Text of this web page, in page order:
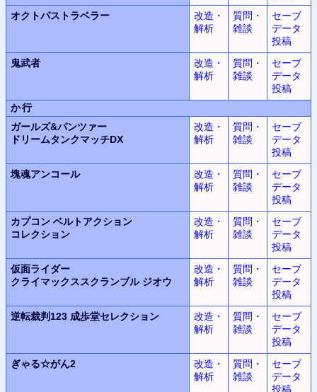
オクトパストラベラー
改造・
解析
質問・
雑談
セーブ
データ
投稿
鬼武者
改造・
解析
質問・
雑談
セーブ
データ
投稿
か行
ガールズ&パンツァー
ドリームタンクマッチDX
改造・
解析
質問・
雑談
セーブ
データ
投稿
塊魂アンコール
改造・
解析
質問・
雑談
セーブ
データ
投稿
カプコン ベルトアクション
コレクション
改造・
解析
質問・
雑談
セーブ
データ
投稿
仮面ライダー
クライマックススクランブル ジオウ
改造・
解析
質問・
雑談
セーブ
データ
投稿
逆転裁判123 成歩堂セレクション
改造・
解析
質問・
雑談
セーブ
データ
投稿
ぎゃる☆がん2
改造・
解析
質問・
雑談
セーブ
データ
投稿